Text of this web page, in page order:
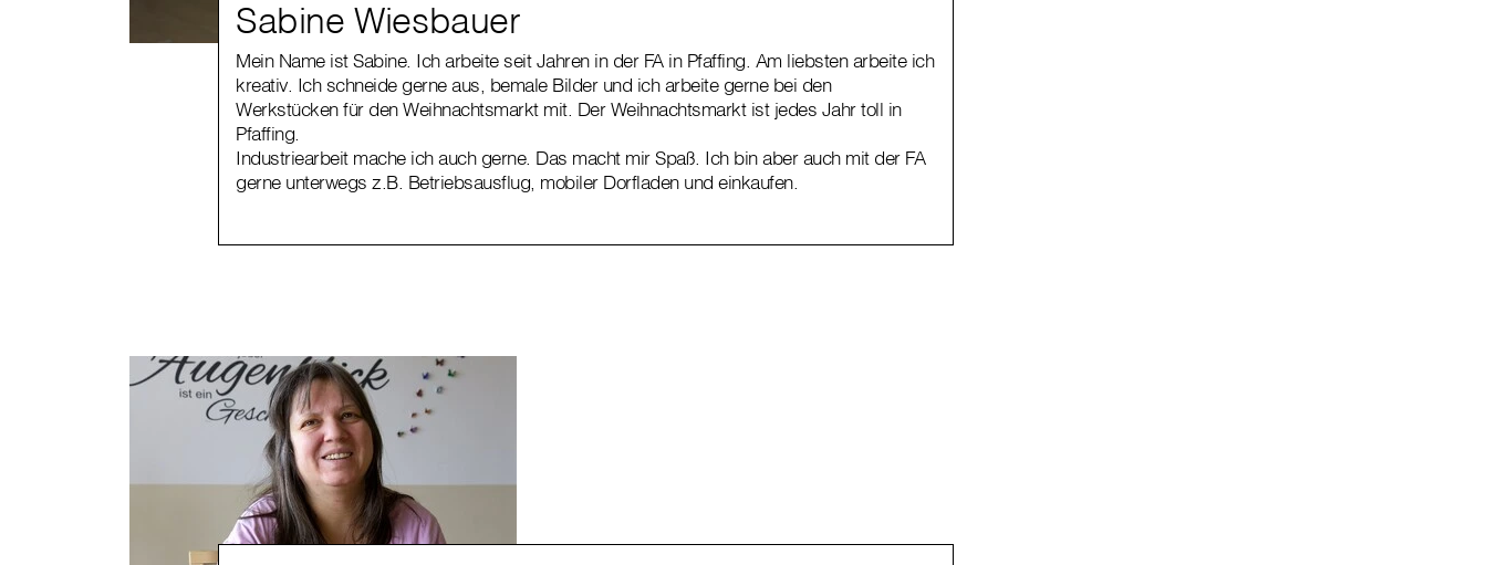
Sabine Wiesbauer
Mein Name ist Sabine. Ich arbeite seit Jahren in der FA in Pfaffing. Am liebsten arbeite ich
kreativ. Ich schneide gerne aus, bemale Bilder und ich arbeite gerne bei den
Werkstücken für den Weihnachtsmarkt mit. Der Weihnachtsmarkt ist jedes Jahr toll in
Pfaffing.
Industriearbeit mache ich auch gerne. Das macht mir Spaß. Ich bin aber auch mit der FA
gerne unterwegs z.B. Betriebsausflug, mobiler Dorfladen und einkaufen.